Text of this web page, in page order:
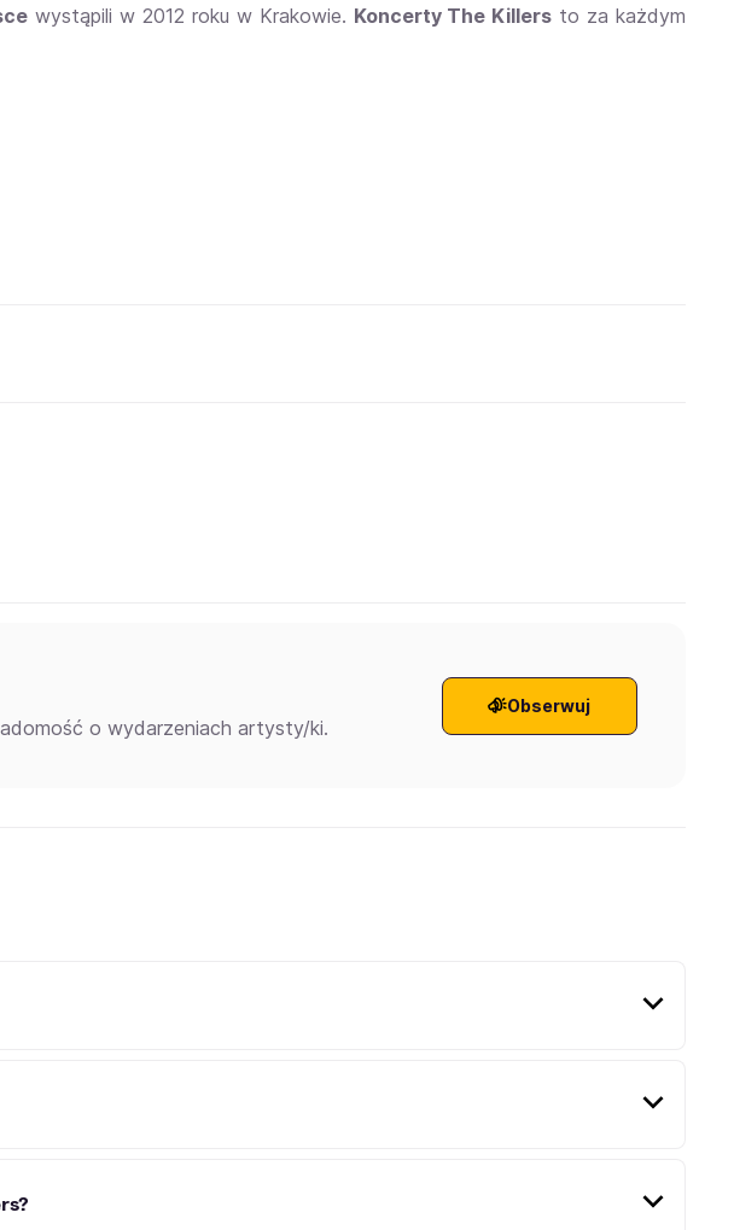
wystąpili w 2012 roku w Krakowie. Koncerty The Killers to za każdym
o wydarzeniach artysty/ki.
Obserwuj